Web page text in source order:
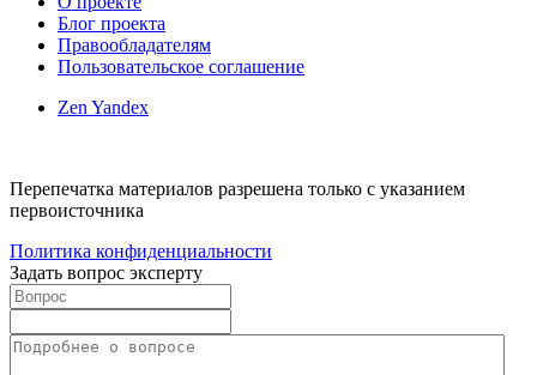
Блог проекта
Правообладателям
Пользовательское соглашение
Zen Yandex
Перепечатка материалов разрешена только с указанием
первоисточника
Политика конфиденциальности
Задать вопрос эксперту